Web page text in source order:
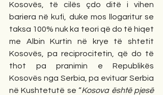
Kosovës, të cilës çdo ditë i vihen
bariera në kufi, duke mos llogaritur se
taksa 100% nuk ka teori që do të hiqet
me Albin Kurtin në krye të shtetit
Kosovës, pa reciprocitetin, që do të
thot pa pranimin e Republikës
Kosovës nga Serbia, pa evituar Serbia
në Kushtetutë se “Kosova është pjesë